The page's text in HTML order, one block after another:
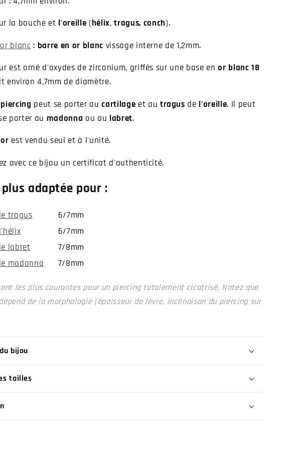
la bouche et l'oreille (hélix,tragus, conch).
blanc : barre en or blanc vissage interne de 1,2mm.
est orné d'oxydes de zirconium, griffés sur une base enor blanc 18
environ 4,7mm de diamètre.
peut se porter aucartilage et au tragus de l'oreille. Il peut
porter au madonna ou au labret.
est vendu seul et à l'unité.
avec ce bijou un certificat d'authenticité.
adaptée pour :
tragus
6/7mm
6/7mm
labret
7/8mm
madonna
7/8mm
les plus courantes pour un piercing totalement cicatrisé. Notez que
de la morphologie (épaisseur de lèvre, inclinaison du piercing sur
bijou
tailles